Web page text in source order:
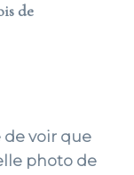
de
voir que
photo de